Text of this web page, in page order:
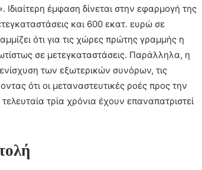
έμφαση δίνεται στην εφαρμογή της
και 600 εκατ. ευρώ σε
ότι για τις χώρες πρώτης γραμμής η
σε μετεγκαταστάσεις. Παράλληλα, η
των εξωτερικών συνόρων, τις
ότι οι μεταναστευτικές ροές προς την
τρία χρόνια έχουν επαναπατριστεί